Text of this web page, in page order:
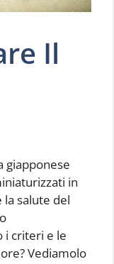
Il
giapponese
in
la salute del
i criteri e le
Vediamolo